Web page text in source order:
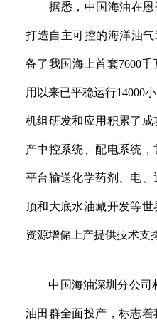
据悉，中国海油在恩
打造自主可控的海洋油
备了我国海上首套7600
用以来已平稳运行14000
机组研发和应用积累了
产中控系统、配电系统
平台输送化学药剂、电
顶和大底水油藏开发等
资源增储上产提供技术支
中国海油深圳分公司相
油田群全面投产，标志